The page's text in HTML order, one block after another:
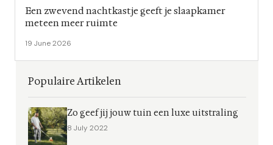
Een zwevend nachtkastje geeft je slaapkamer
meteen meer ruimte
19 June 2026
Populaire Artikelen
Zo geef jij jouw tuin een luxe uitstraling
8 July 2022